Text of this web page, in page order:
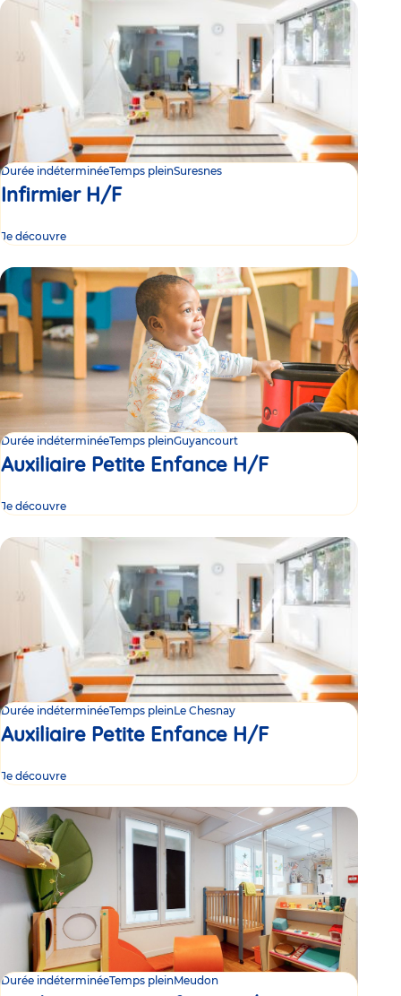
Durée indéterminéeTemps pleinSuresnes
Infirmier H/F
Je découvre
Durée indéterminéeTemps pleinGuyancourt
Auxiliaire Petite Enfance H/F
Je découvre
Durée indéterminéeTemps pleinLe Chesnay
Auxiliaire Petite Enfance H/F
Je découvre
Durée indéterminéeTemps pleinMeudon